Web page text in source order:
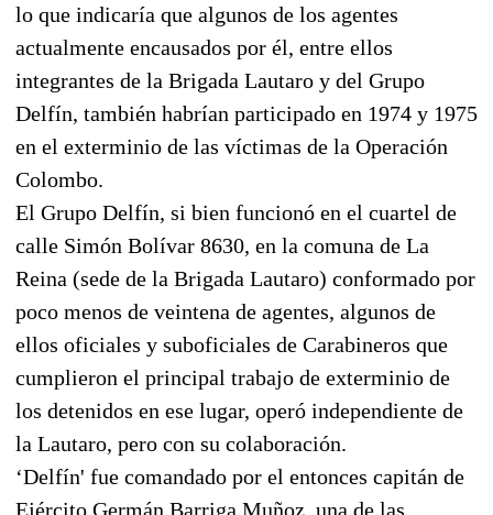
lo que indicaría que algunos de los agentes
actualmente encausados por él, entre ellos
integrantes de la Brigada Lautaro y del Grupo
Delfín, también habrían participado en 1974 y 1975
en el exterminio de las víctimas de la Operación
Colombo.
El Grupo Delfín, si bien funcionó en el cuartel de
calle Simón Bolívar 8630, en la comuna de La
Reina (sede de la Brigada Lautaro) conformado por
poco menos de veintena de agentes, algunos de
ellos oficiales y suboficiales de Carabineros que
cumplieron el principal trabajo de exterminio de
los detenidos en ese lugar, operó independiente de
la Lautaro, pero con su colaboración.
‘Delfín' fue comandado por el entonces capitán de
Ejército Germán Barriga Muñoz, una de las